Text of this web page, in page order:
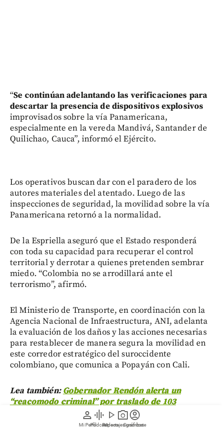
person
Mi Perfil
graphic_eq
Pódcast
play_arrow
Videos
photo_camera
Reportajes gráficos
account_circle
Suscríbete
“Se continúan adelantando las verificaciones para
descartar la presencia de dispositivos explosivos
improvisados sobre la vía Panamericana,
especialmente en la vereda Mandivá, Santander de
Quilichao, Cauca”, informó el Ejército.
Los operativos buscan dar con el paradero de los
autores materiales del atentado. Luego de las
inspecciones de seguridad, la movilidad sobre la vía
Panamericana retornó a la normalidad.
De la Espriella aseguró que el Estado responderá
con toda su capacidad para recuperar el control
territorial y derrotar a quienes pretenden sembrar
miedo. “Colombia no se arrodillará ante el
terrorismo”, afirmó.
El Ministerio de Transporte, en coordinación con la
Agencia Nacional de Infraestructura, ANI, adelanta
la evaluación de los daños y las acciones necesarias
para restablecer de manera segura la movilidad en
este corredor estratégico del suroccidente
colombiano, que comunica a Popayán con Cali.
Lea también:Gobernador Rendón alerta un
“reacomodo criminal” por traslado de 103
cabecillas de Itagüí